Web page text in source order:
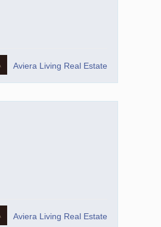
Aviera Living Real Estate
Aviera Living Real Estate